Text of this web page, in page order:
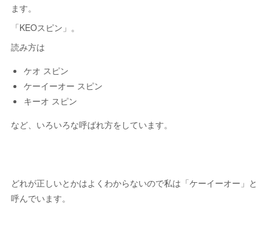
ます。
「KEOスピン」。
読み方は
ケオ スピン
ケーイーオー スピン
キーオ スピン
など、いろいろな呼ばれ方をしています。
どれが正しいとかはよくわからないので私は「ケーイーオー」と
呼んでいます。